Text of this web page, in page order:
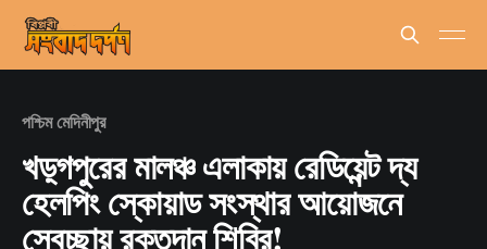
পশ্চিম মেদিনীপুর
খড়্গপুরের মালঞ্চ এলাকায় রেডিয়েন্ট দ্য
হেলপিং স্কোয়াড সংস্থার আয়োজনে
স্বেচ্ছায় রক্তদান শিবির!